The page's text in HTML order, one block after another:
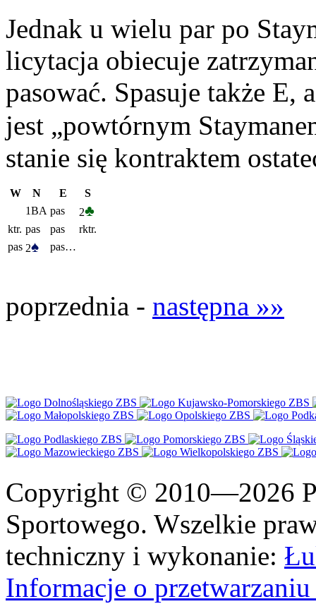
Jednak u wielu par po
licytacja obiecuje
pasować. Spasuje także E,
jest „powtórnym
stanie się kontraktem
W N E
S
1BA pas 2♣
ktr. pas pas
rktr.
pas 2♠ pas…
poprzednia - następna »»
Copyright © 2010—2026
Sportowego. Wszelkie
techniczny i wykonanie:
Informacje o